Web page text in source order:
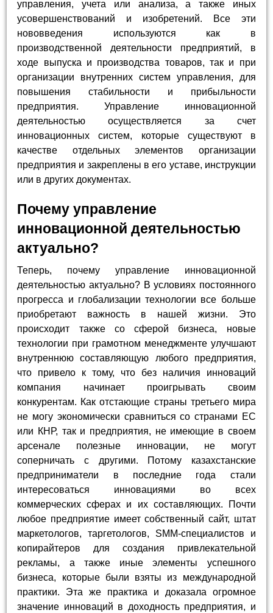
управления, учета или анализа, а также иных
усовершенствований и изобретений. Все эти
нововведения используются как в
производственной деятельности предприятий, в
ходе выпуска и производства товаров, так и при
организации внутренних систем управления, для
повышения стабильности и прибыльности
предприятия. Управление инновационной
деятельностью осуществляется за счет
инновационных систем, которые существуют в
качестве отдельных элементов организации
предприятия и закреплены в его уставе, инструкции
или в других документах.
Почему управление
инновационной деятельностью
актуально?
Теперь, почему управление инновационной
деятельностью актуально? В условиях постоянного
прогресса и глобализации технологии все больше
приобретают важность в нашей жизни. Это
происходит также со сферой бизнеса, новые
технологии при грамотном менеджменте улучшают
внутреннюю составляющую любого предприятия,
что привело к тому, что без наличия инноваций
компания начинает проигрывать своим
конкурентам. Как отстающие страны третьего мира
не могу экономически сравниться со странами ЕС
или КНР, так и предприятия, не имеющие в своем
арсенале полезные инновации, не могут
соперничать с другими. Потому казахстанские
предприниматели в последние года стали
интересоваться инновациями во всех
коммерческих сферах и их составляющих. Почти
любое предприятие имеет собственный сайт, штат
маркетологов, таргетологов, SMM-специалистов и
копирайтеров для создания привлекательной
рекламы, а также иные элементы успешного
бизнеса, которые были взяты из международной
практики. Эта же практика и доказала огромное
значение инноваций в доходность предприятия, и